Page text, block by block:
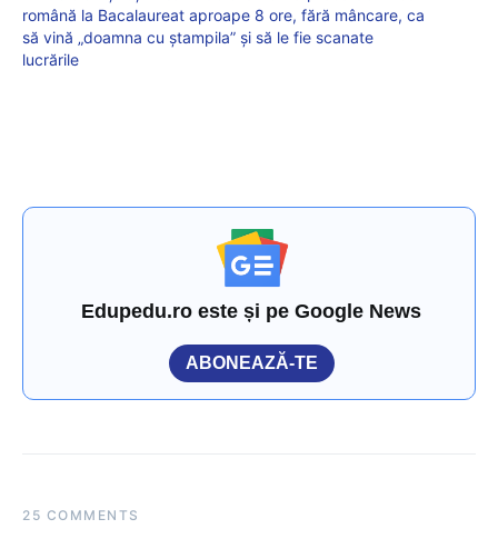
română la Bacalaureat aproape 8 ore, fără mâncare, ca
să vină „doamna cu ștampila” și să le fie scanate
lucrările
Edupedu.ro este și pe Google News
ABONEAZĂ-TE
25 COMMENTS